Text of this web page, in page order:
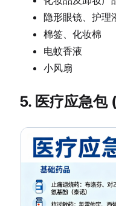
隐形眼镜、护理
棉签、化妆棉
电蚊香液
小风扇
5. 医疗应急